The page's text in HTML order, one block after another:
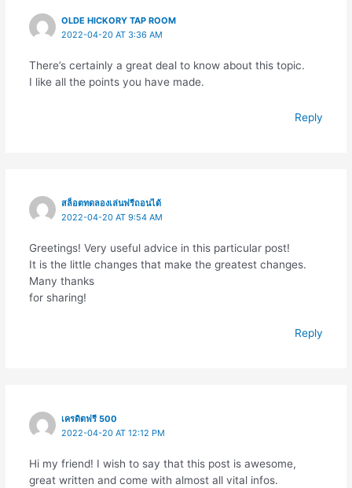
OLDE HICKORY TAP ROOM
2022-04-20 AT 3:36 AM
There’s certainly a great deal to know about this topic.
I like all the points you have made.
Reply
สล็อตทดลองเล่นฟรีถอนได้
2022-04-20 AT 9:54 AM
Greetings! Very useful advice in this particular post!
It is the little changes that make the greatest changes.
Many thanks
for sharing!
Reply
เครดิตฟรี 500
2022-04-20 AT 12:12 PM
Hi my friend! I wish to say that this post is awesome,
great written and come with almost all vital infos.